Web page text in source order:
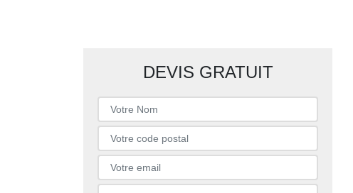
DEVIS GRATUIT